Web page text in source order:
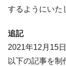
『Money1』
『Money1』
は韓国で『
1.9倍！
するようにいた
追記
2021年12月15
以下の記事を